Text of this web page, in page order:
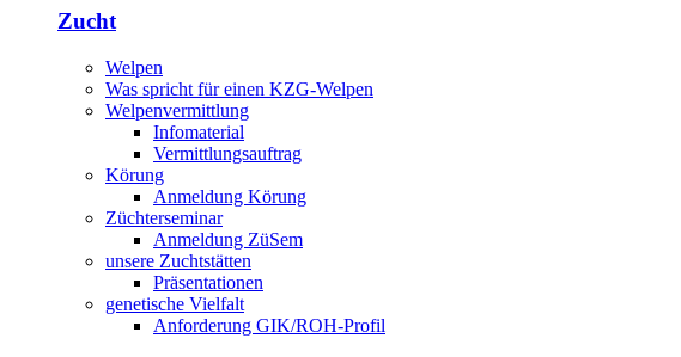
Zucht
Welpen
Was spricht für einen KZG-Welpen
Welpenvermittlung
Infomaterial
Vermittlungsauftrag
Körung
Anmeldung Körung
Züchterseminar
Anmeldung ZüSem
unsere Zuchtstätten
Präsentationen
genetische Vielfalt
Anforderung GIK/ROH-Profil